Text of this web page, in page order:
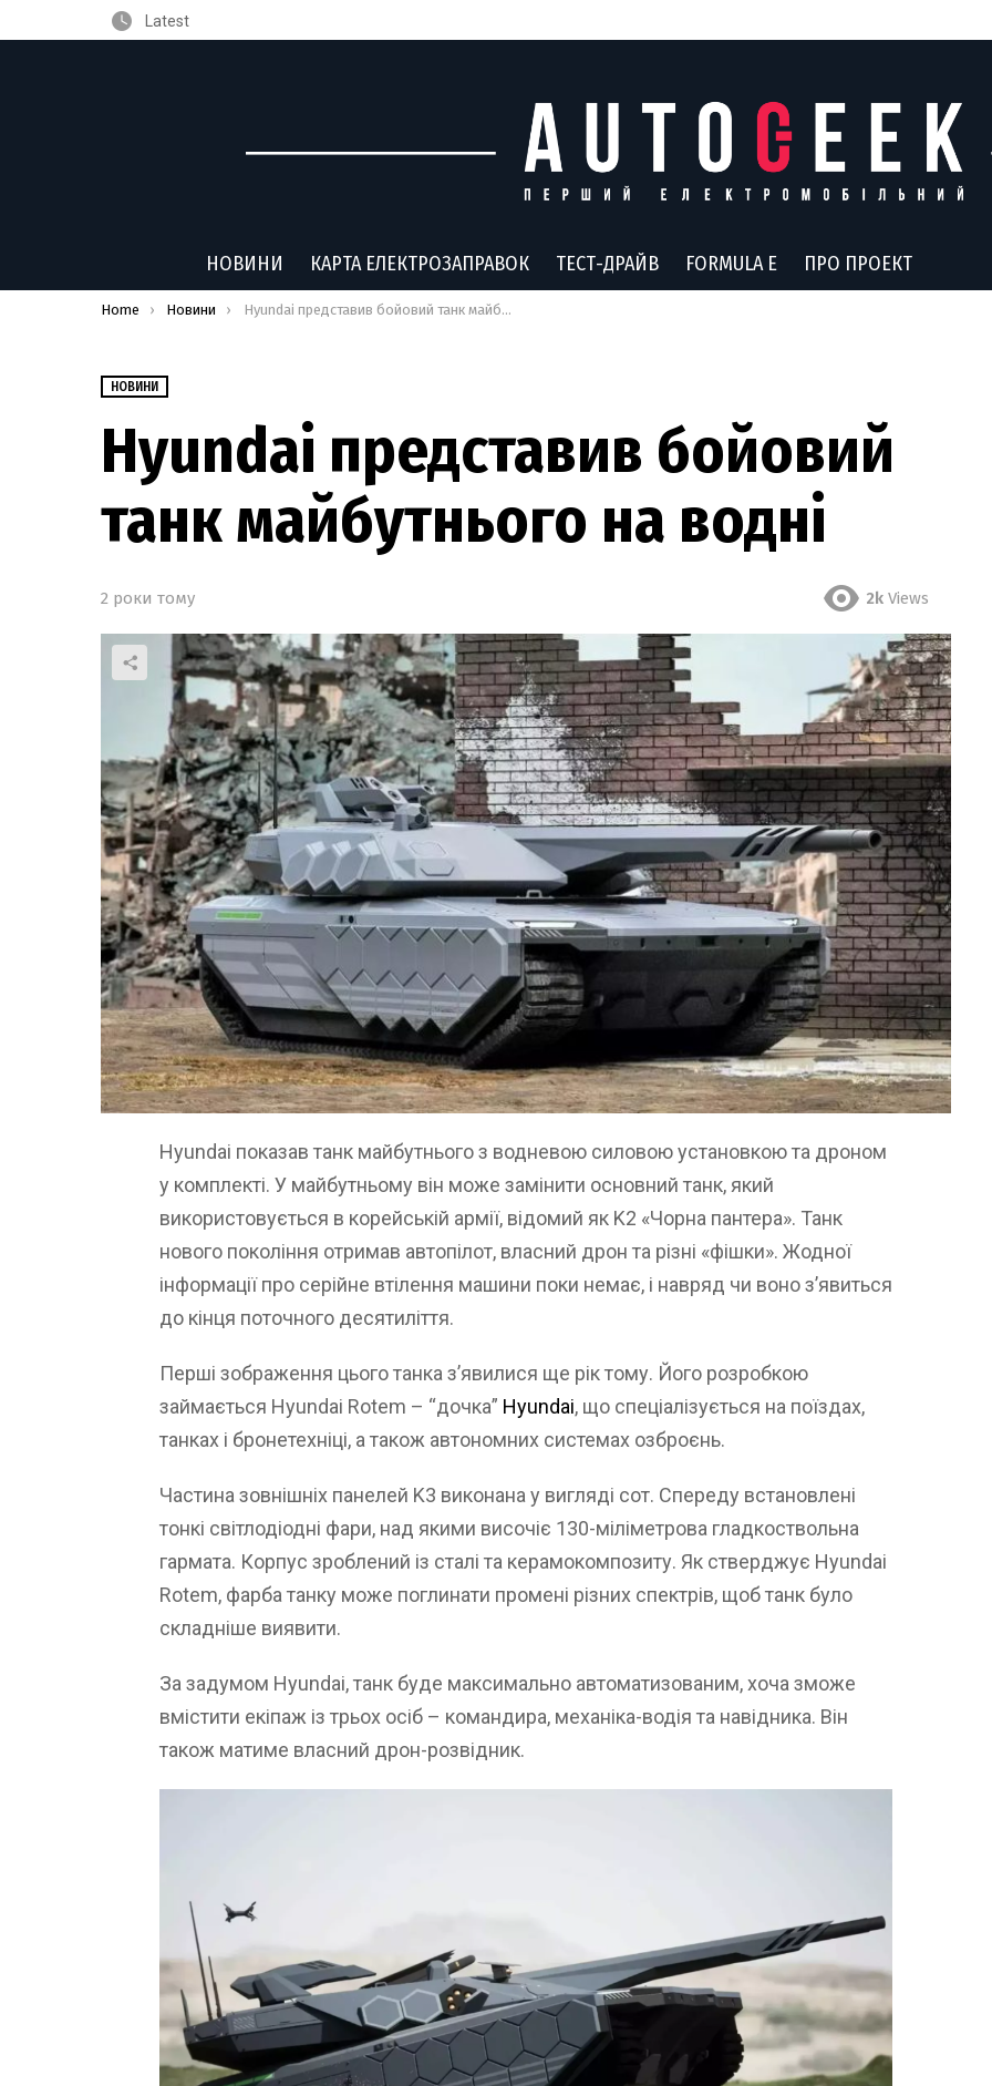
Latest
НОВИНИ КАРТА ЕЛЕКТРОЗАПРАВОК ТЕСТ-ДРАЙВ FORMULA E ПРО ПРОЕКТ
You are here:
Home Новини Hyundai представив бойовий танк майбутнього на водні
НОВИНИ
Hyundai представив бойовий
танк майбутнього на водні
2 роки тому 2k Views
Hyundai показав танк майбутнього з водневою силовою установкою та дроном
у комплекті. У майбутньому він може замінити основний танк, який
використовується в корейській армії, відомий як K2 «Чорна пантера». Танк
нового покоління отримав автопілот, власний дрон та різні «фішки». Жодної
інформації про серійне втілення машини поки немає, і навряд чи воно з’явиться
до кінця поточного десятиліття.
Перші зображення цього танка з’явилися ще рік тому. Його розробкою
займається Hyundai Rotem – “дочка” Hyundai, що спеціалізується на поїздах,
танках і бронетехніці, а також автономних системах озброєнь.
Частина зовнішніх панелей K3 виконана у вигляді сот. Спереду встановлені
тонкі світлодіодні фари, над якими височіє 130-міліметрова гладкоствольна
гармата. Корпус зроблений із сталі та керамокомпозиту. Як стверджує Hyundai
Rotem, фарба танку може поглинати промені різних спектрів, щоб танк було
складніше виявити.
За задумом Hyundai, танк буде максимально автоматизованим, хоча зможе
вмістити екіпаж із трьох осіб – командира, механіка-водія та навідника. Він
також матиме власний дрон-розвідник.